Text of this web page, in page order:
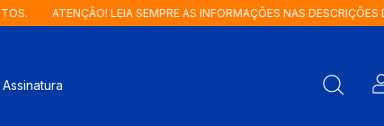
ATENÇÃO! LEIA SEMPRE AS INFORMAÇÕES NAS DESCRIÇÕES DOS
Assinatura